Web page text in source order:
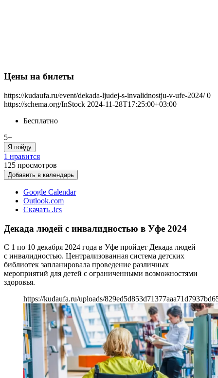
Цены на билеты
https://kudaufa.ru/event/dekada-ljudej-s-invalidnostju-v-ufe-2024/ 0
https://schema.org/InStock 2024-11-28T17:25:00+03:00
Бесплатно
5+
Я пойду
1 нравится
125 просмотров
Добавить в календарь
Google Calendar
Outlook.com
Скачать .ics
Декада людей с инвалидностью в Уфе 2024
С 1 по 10 декабря 2024 года в Уфе пройдет Декада людей
с инвалидностью. Централизованная система детских
библиотек запланировала проведение различных
мероприятий для детей с ограниченными возможностями
здоровья.
https://kudaufa.ru/uploads/